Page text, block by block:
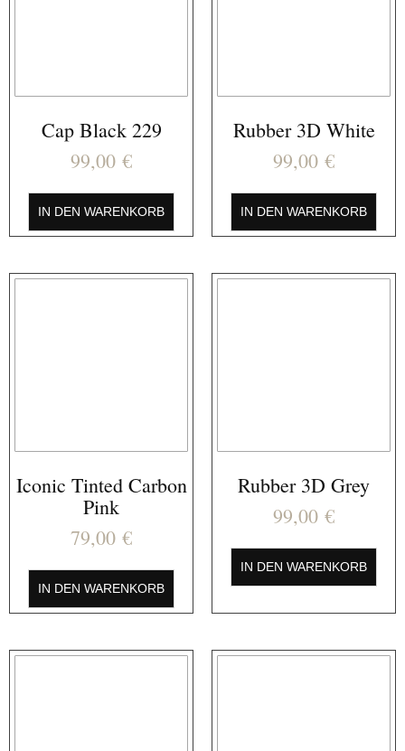
Cap Black 229
99,00 €
IN DEN WARENKORB
Rubber 3D White
99,00 €
IN DEN WARENKORB
Iconic Tinted Carbon
Pink
79,00 €
IN DEN WARENKORB
Rubber 3D Grey
99,00 €
IN DEN WARENKORB